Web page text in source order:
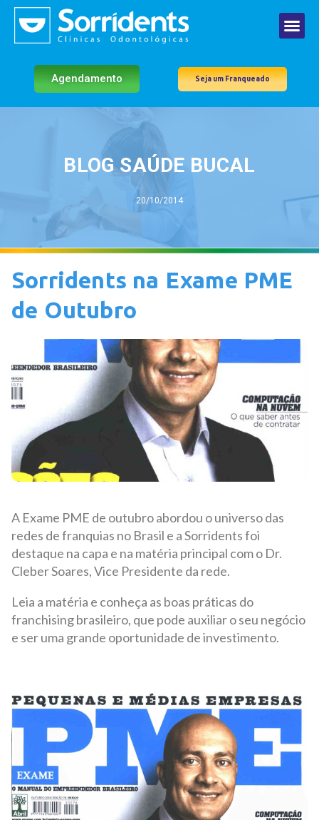
Agendamento Seja um Franqueado
BLOG SAÚDE BUCAL
20/10/2014
Sorridents na Exame PME
de Outubro
A Exame PME de outubro abordou o universo das
redes de franquias no Brasil e a Sorridents foi
destaque na capa e na matéria principal com o Dr.
Cleber Soares, Vice Presidente da rede.
Leia a matéria e conheça as boas práticas do
franchising brasileiro, que pode auxiliar o seu negócio
e ser uma grande oportunidade de investimento.